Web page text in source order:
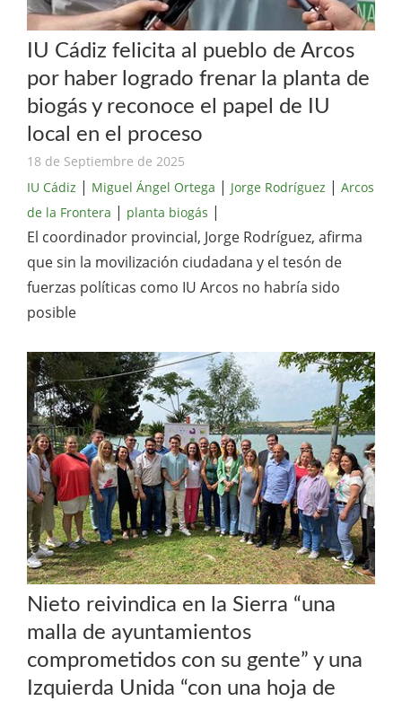
IU Cádiz felicita al pueblo de Arcos
por haber logrado frenar la planta de
biogás y reconoce el papel de IU
local en el proceso
18 de Septiembre de 2025
IU Cádiz | Miguel Ángel Ortega | Jorge Rodríguez | Arcos
de la Frontera | planta biogás |
El coordinador provincial, Jorge Rodríguez, afirma
que sin la movilización ciudadana y el tesón de
fuerzas políticas como IU Arcos no habría sido
posible
Nieto reivindica en la Sierra “una
malla de ayuntamientos
comprometidos con su gente” y una
Izquierda Unida “con una hoja de